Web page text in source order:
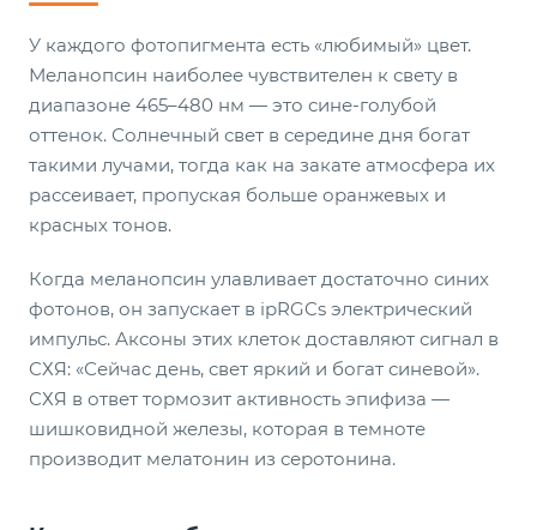
У каждого фотопигмента есть «любимый» цвет.
Меланопсин наиболее чувствителен к свету в
диапазоне 465–480 нм — это сине-голубой
оттенок. Солнечный свет в середине дня богат
такими лучами, тогда как на закате атмосфера их
рассеивает, пропуская больше оранжевых и
красных тонов.
Когда меланопсин улавливает достаточно синих
фотонов, он запускает в ipRGCs электрический
импульс. Аксоны этих клеток доставляют сигнал в
СХЯ: «Сейчас день, свет яркий и богат синевой».
СХЯ в ответ тормозит активность эпифиза —
шишковидной железы, которая в темноте
производит мелатонин из серотонина.